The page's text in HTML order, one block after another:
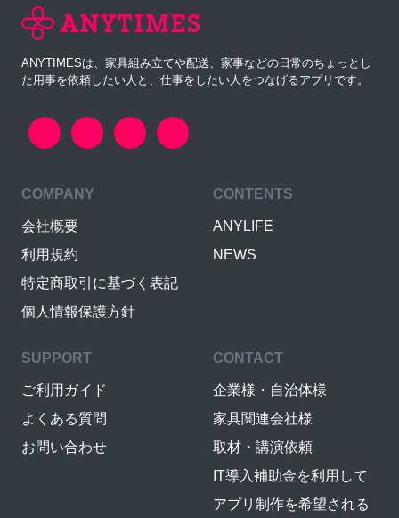
ANYTIMESは、家具組み立てや配送、家事などの日常のちょっとし
た用事を依頼したい人と、仕事をしたい人をつなげるアプリです。
COMPANY
会社概要
利用規約
特定商取引に基づく表記
個人情報保護方針
CONTENTS
ANYLIFE
NEWS
SUPPORT
ご利用ガイド
よくある質問
お問い合わせ
CONTACT
企業様・自治体様
家具関連会社様
取材・講演依頼
IT導入補助金を利用して
アプリ制作を希望される